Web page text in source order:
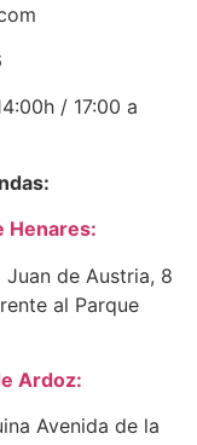
/ 17:00 a
Henares:
Juan de Austria, 8
al Parque
Ardoz:
Avenida de la